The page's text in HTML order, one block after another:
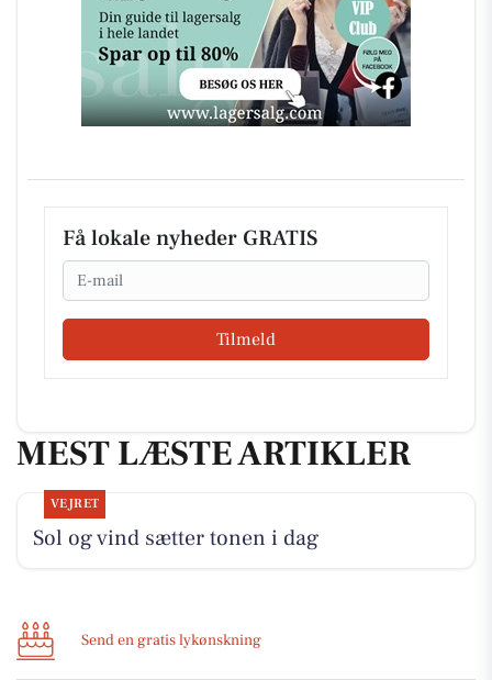
Få lokale nyheder GRATIS
Email
Tilmeld
MEST LÆSTE ARTIKLER
VEJRET
Sol og vind sætter tonen i dag
Send en gratis lykønskning